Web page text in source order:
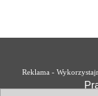
Reklama -